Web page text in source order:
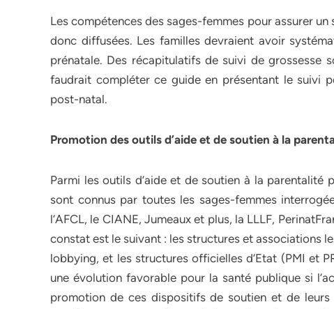
Les compétences des sages-femmes pour assurer
donc diffusées. Les familles devraient avoir
prénatale. Des récapitulatifs de suivi de grossesse
faudrait compléter ce guide en présentant le suivi
post-natal.
Promotion des outils d’aide et de soutien à la
Parmi les outils d’aide et de soutien à la
sont connus par toutes les sages-femmes
l’AFCL, le CIANE, Jumeaux et plus, la LLLF,
constat est le suivant : les structures et associations
lobbying, et les structures officielles d’Etat (PMI et
une évolution favorable pour la santé publique si
promotion de ces dispositifs de soutien et de